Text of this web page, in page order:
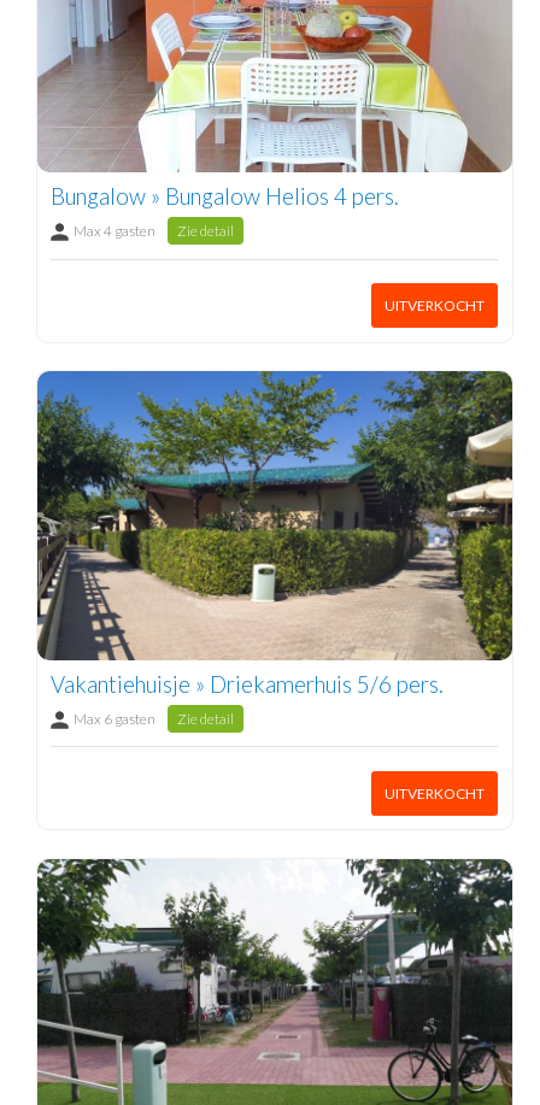
Bungalow » Bungalow Helios 4 pers.
Max 4 gasten Zie detail
UITVERKOCHT
Vakantiehuisje » Driekamerhuis 5/6 pers.
Max 6 gasten Zie detail
UITVERKOCHT